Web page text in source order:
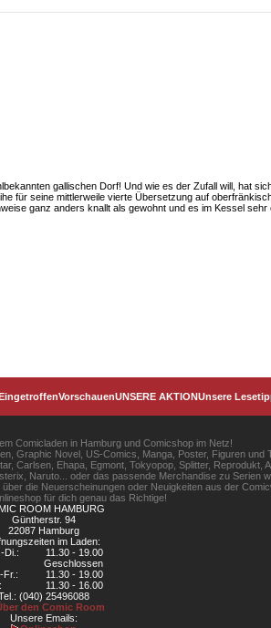
gallischen Dorf! Und wie es der Zufall will, hat
für seine mittlerweile vierte Übersetzung auf
ganz anders knallt als gewohnt und es im Kessel
VorschauenUNSERE AKTIONUnsere
Comicladen in Hamburg und Comicshop im Netz!
Graphic Novel, US-Comics, Manga, Poster, Figuren und
Carlsen, Ehapa, Egmont, Tokyopop, Splitter, Reprodukt,
Naruto... oder das passende Merchandise zu Serien
die Neuerscheinungen oder Neuigkeiten aus der
für dich genau das Richtige!
ROOM HAMBURG
Güntherstr. 94
22087 Hamburg
im Laden:
Di.:
11.30 - 19.00
Geschlossen
Fr.:
11.30 - 19.00
11.30 - 16.00
(040) 25496088
den Comic Room
Unsere Emails: